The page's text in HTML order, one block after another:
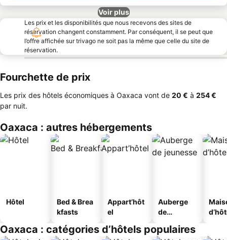
Voir plus
Les prix et les disponibilités que nous recevons des sites de
réservation changent constamment. Par conséquent, il se peut que
l’offre affichée sur trivago ne soit pas la même que celle du site de
réservation.
Fourchette de prix
Les prix des hôtels économiques à Oaxaca vont de ‎20 € à ‎254 €
par nuit.
Oaxaca : autres hébergements
Hôtel
Bed & Brea
kfasts
Appart’hôt
el
Auberge
de
Oaxaca : catégories d’hôtels populaires